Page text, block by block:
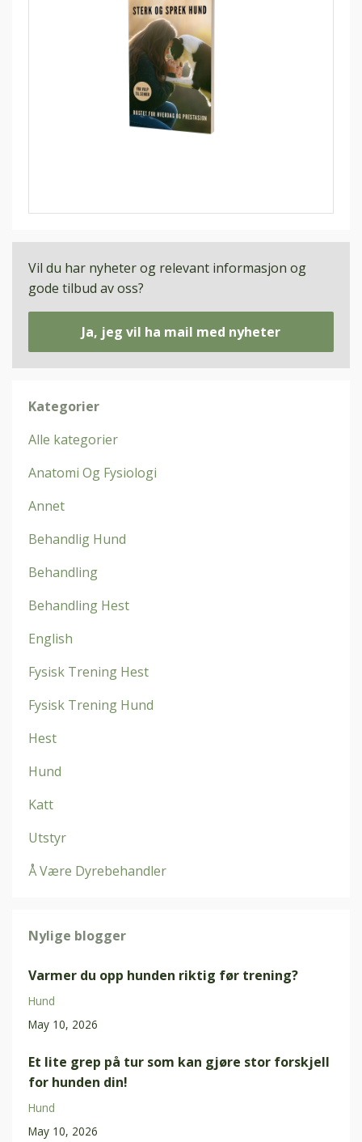
Vil du har nyheter og relevant informasjon og
gode tilbud av oss?
Ja, jeg vil ha mail med nyheter
Kategorier
Alle kategorier
Anatomi Og Fysiologi
Annet
Behandlig Hund
Behandling
Behandling Hest
English
Fysisk Trening Hest
Fysisk Trening Hund
Hest
Hund
Katt
Utstyr
Å Være Dyrebehandler
Nylige blogger
Varmer du opp hunden riktig før trening?
Hund
May 10, 2026
Et lite grep på tur som kan gjøre stor forskjell
for hunden din!
Hund
May 10, 2026